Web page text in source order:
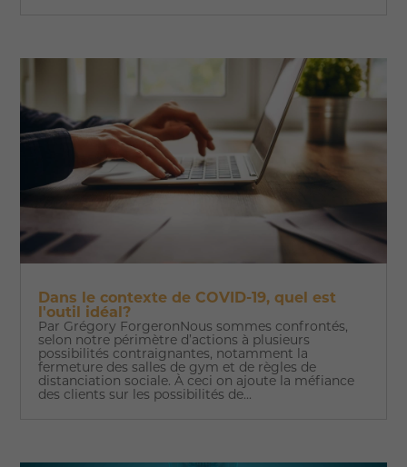
Dans le contexte de COVID-19, quel est
l'outil idéal?
Par Grégory ForgeronNous sommes confrontés,
selon notre périmètre d’actions à plusieurs
possibilités contraignantes, notamment la
fermeture des salles de gym et de règles de
distanciation sociale. À ceci on ajoute la méfiance
des clients sur les possibilités de...